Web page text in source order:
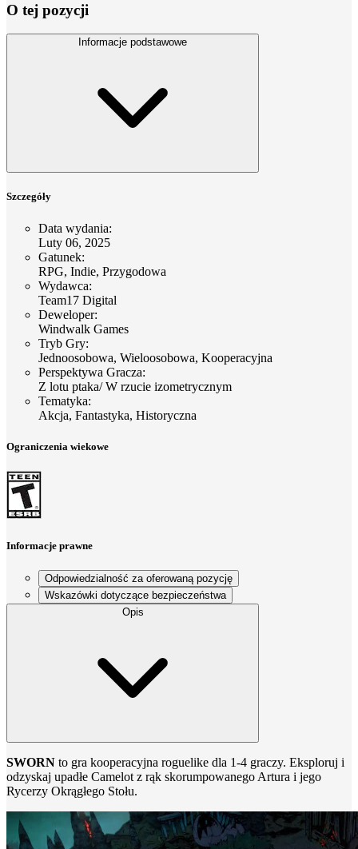
O tej pozycji
Informacje podstawowe
Szczegóły
Data wydania:
Luty 06, 2025
Gatunek:
RPG, Indie, Przygodowa
Wydawca:
Team17 Digital
Deweloper:
Windwalk Games
Tryb Gry:
Jednoosobowa, Wieloosobowa, Kooperacyjna
Perspektywa Gracza:
Z lotu ptaka/ W rzucie izometrycznym
Tematyka:
Akcja, Fantastyka, Historyczna
Ograniczenia wiekowe
Informacje prawne
Odpowiedzialność za oferowaną pozycję
Wskazówki dotyczące bezpieczeństwa
Opis
SWORN to gra kooperacyjna roguelike dla 1-4 graczy. Eksploruj i
odzyskaj upadłe Camelot z rąk skorumpowanego Artura i jego
Rycerzy Okrągłego Stołu.